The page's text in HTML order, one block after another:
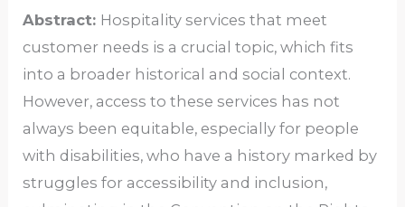
Abstract: Hospitality services that meet
customer needs is a crucial topic, which fits
into a broader historical and social context.
However, access to these services has not
always been equitable, especially for people
with disabilities, who have a history marked by
struggles for accessibility and inclusion,